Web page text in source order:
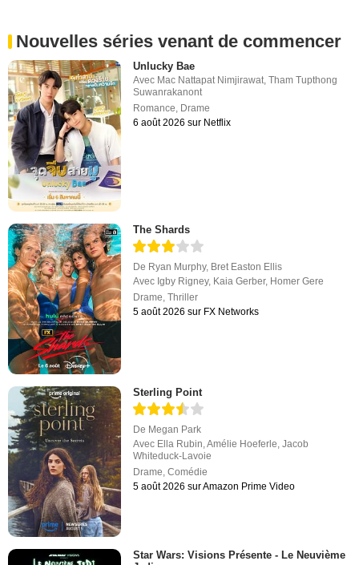
Nouvelles séries venant de commencer
Unlucky Bae
Avec Mac Nattapat Nimjirawat,Tham Tupthong
Suwanrakanont
Romance, Drame
6 août 2026 sur Netflix
The Shards
De Ryan Murphy, Bret Easton Ellis
Avec Igby Rigney, Kaia Gerber, Homer Gere
Drame ,Thriller
5 août 2026 sur FX Networks
Sterling Point
De Megan Park
Avec Ella Rubin,Amélie Hoeferle,Jacob
Whiteduck-Lavoie
Drame,Comédie
5 août 2026 sur Amazon Prime Video
Star Wars: Visions Présente - Le Neuvième